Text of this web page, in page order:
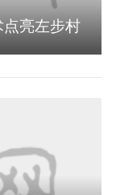
亮左步村